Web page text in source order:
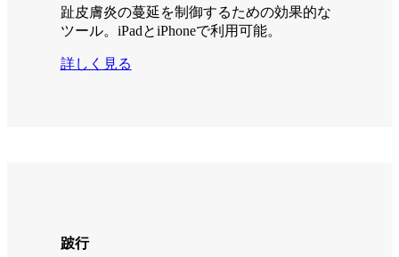
趾皮膚炎の蔓延を制御するための効果的な
ツール。iPadとiPhoneで利用可能。
詳しく見る
跛行